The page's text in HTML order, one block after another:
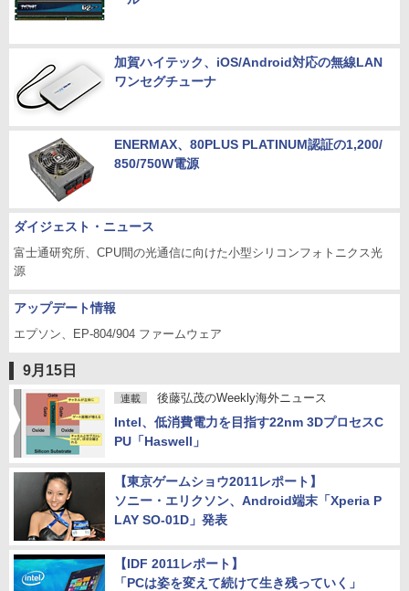
加賀ハイテック、iOS/Android対応の無線LAN
ワンセグチューナ
ENERMAX、80PLUS PLATINUM認証の1,200/
850/750W電源
ダイジェスト・ニュース
富士通研究所、CPU間の光通信に向けた小型シリコンフォトニクス光
源
アップデート情報
エプソン、EP-804/904 ファームウェア
9月15日
連載 後藤弘茂のWeekly海外ニュース
Intel、低消費電力を目指す22nm 3DプロセスC
PU「Haswell」
【東京ゲームショウ2011レポート】
ソニー・エリクソン、Android端末「Xperia P
LAY SO-01D」発表
【IDF 2011レポート】
「PCは姿を変えて続けて生き残っていく」